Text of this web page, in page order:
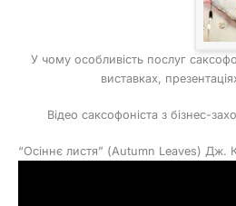
У чому особливість послуг
виставках,
Відео саксофоніста з бізнес-
“Осіннє листя” (Autumn Leaves) Дж.